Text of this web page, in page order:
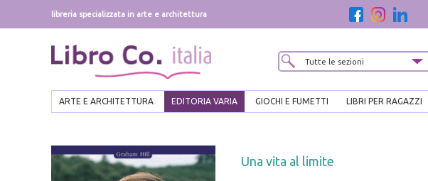
libreria specializzata in arte e architettura
ARTE E ARCHITETTURA EDITORIA VARIA GIOCHI E FUMETTI LIBRI PER RAGAZZI
Una vita al limite